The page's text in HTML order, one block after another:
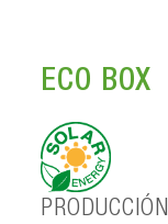
ECO BOX